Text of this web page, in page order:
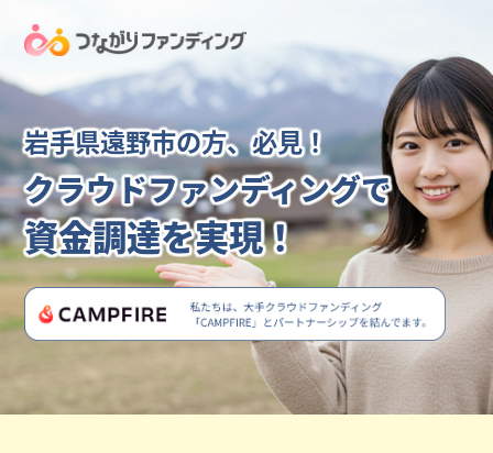
岩手県遠野市の方、必見！
クラウドファンディングで
資金調達を実現！